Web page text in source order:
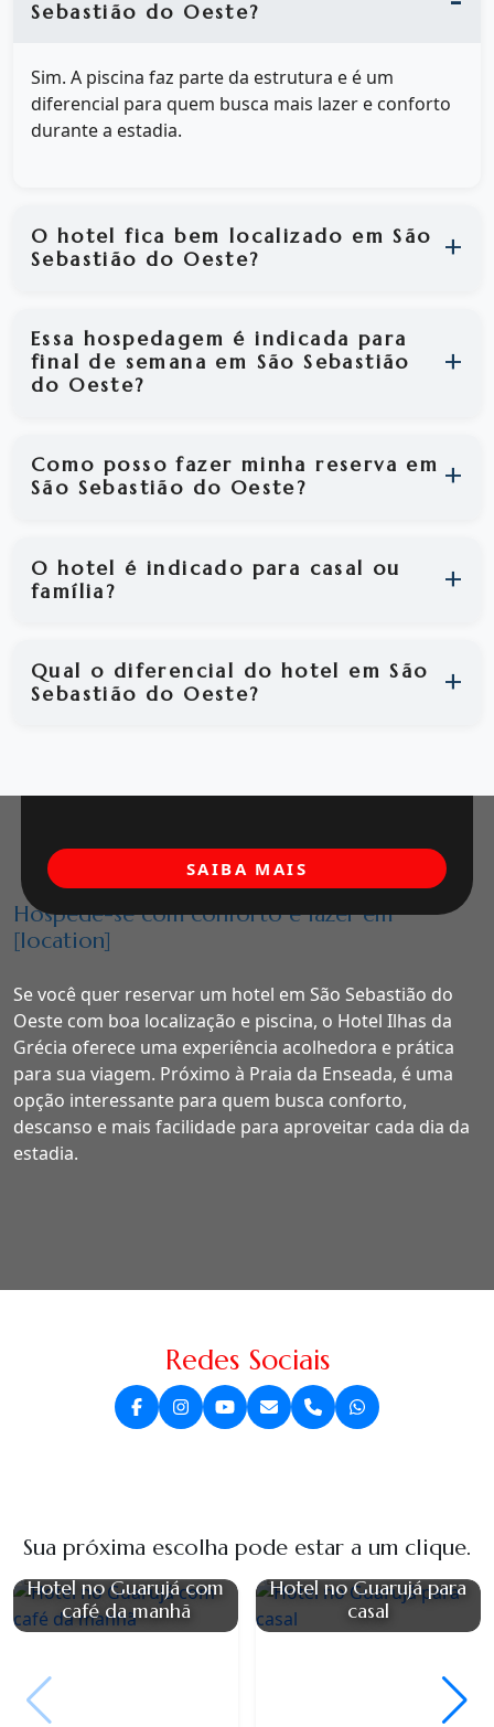
Sebastião do Oeste?
Sim. A piscina faz parte da estrutura e é um
diferencial para quem busca mais lazer e conforto
durante a estadia.
O hotel fica bem localizado em São
Sebastião do Oeste?
Essa hospedagem é indicada para
final de semana em São Sebastião
do Oeste?
Como posso fazer minha reserva em
São Sebastião do Oeste?
O hotel é indicado para casal ou
família?
Qual o diferencial do hotel em São
Sebastião do Oeste?
Hospede-se com conforto e lazer em
[location]
Se você quer reservar um hotel em São Sebastião do
Oeste com boa localização e piscina, o Hotel Ilhas da
Grécia oferece uma experiência acolhedora e prática
para sua viagem. Próximo à Praia da Enseada, é uma
opção interessante para quem busca conforto,
descanso e mais facilidade para aproveitar cada dia da
estadia.
SAIBA MAIS
Redes Sociais
Sua próxima escolha pode estar a um clique.
Hotel no Guarujá com
café da manhã
Hotel no Guarujá para
casal